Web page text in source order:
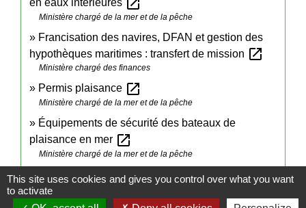
en eaux intérieures
Ministère chargé de la mer et de la pêche
Francisation des navires, DFAN et gestion des
hypothèques maritimes : transfert de mission open_in_new
Ministère chargé des finances
Permis plaisance open_in_new
Ministère chargé de la mer et de la pêche
Équipements de sécurité des bateaux de
plaisance en mer open_in_new
Ministère chargé de la mer et de la pêche
This site uses cookies and gives you control over what you want
to activate